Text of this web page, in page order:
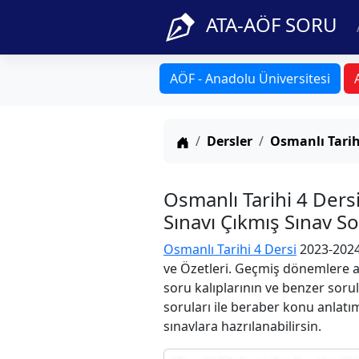
ATA-AÖF SORU
AÖF - Anadolu Üniversitesi
Anasayfa
Dersler Osmanlı
Osmanlı Tarihi 4
Sınavı Çıkmış Sınav
Osmanlı Tarihi 4 Dersi 2023-
ve Özetleri. Geçmiş dönemlere
soru kalıplarının ve benzer
soruları ile beraber konu
sınavlara hazrılanabilirsin.